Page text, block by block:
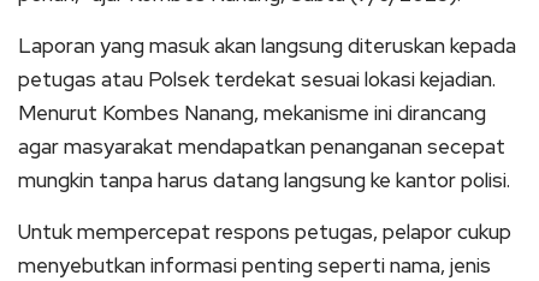
Laporan yang masuk akan langsung diteruskan kepada
petugas atau Polsek terdekat sesuai lokasi kejadian.
Menurut Kombes Nanang, mekanisme ini dirancang
agar masyarakat mendapatkan penanganan secepat
mungkin tanpa harus datang langsung ke kantor polisi.
Untuk mempercepat respons petugas, pelapor cukup
menyebutkan informasi penting seperti nama, jenis